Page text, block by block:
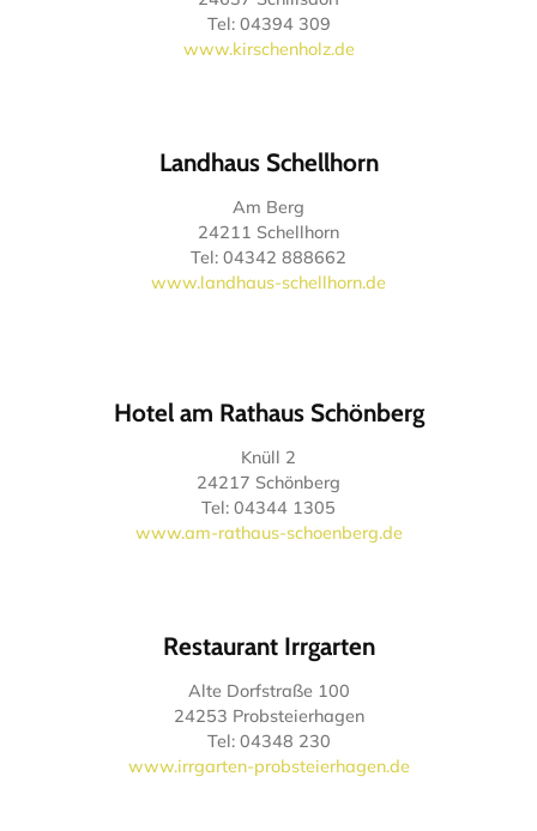
Tel: 04394 309
www.kirschenholz.de
Landhaus Schellhorn
Am Berg
24211 Schellhorn
Tel: 04342 888662
www.landhaus-schellhorn.de
Hotel am Rathaus Schönberg
Knüll 2
24217 Schönberg
Tel: 04344 1305
www.am-rathaus-schoenberg.de
Restaurant Irrgarten
Alte Dorfstraße 100
24253 Probsteierhagen
Tel: 04348 230
www.irrgarten-probsteierhagen.de